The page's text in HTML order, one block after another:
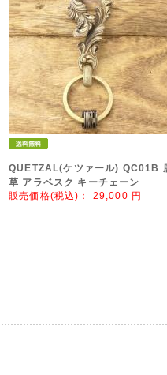
QUETZAL(ケツァール) QC01B
草 アラベスク キーチェーン
販売価格(税込)： 29,000 円